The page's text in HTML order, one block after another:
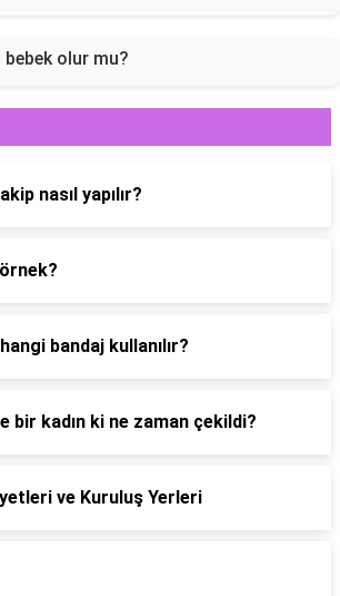
bebek olur mu?
nasıl yapılır?
bandaj kullanılır?
bir kadın ki ne zaman çekildi?
ve Kuruluş Yerleri